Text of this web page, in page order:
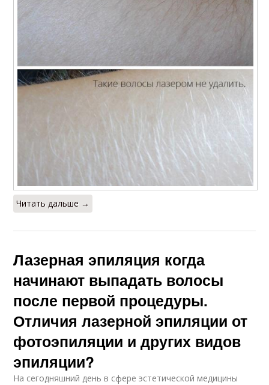
Читать дальше →
Лазерная эпиляция когда
начинают выпадать волосы
после первой процедуры.
Отличия лазерной эпиляции от
фотоэпиляции и других видов
эпиляции?
На сегодняшний день в сфере эстетической медицины